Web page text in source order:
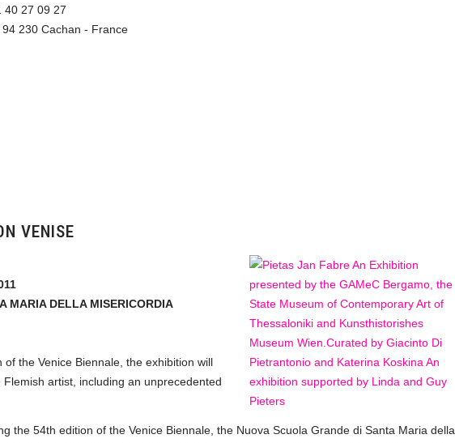
40 27 09 27
230 Cachan - France
VENISE
MARIA DELLA MISERICORDIA
the Venice Biennale, the exhibition will
artist, including an unprecedented
the 54th edition of the Venice Biennale, the Nuova Scuola Grande di Santa Maria della